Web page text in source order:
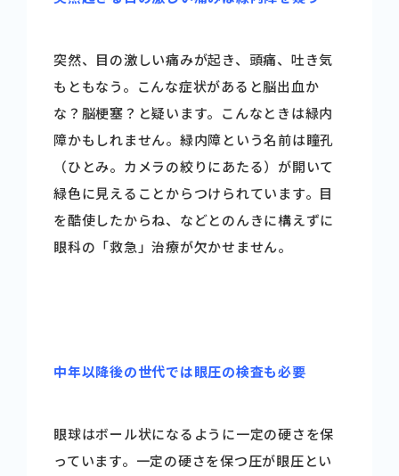
突然、目の激しい痛みが起き、頭痛、吐き気
もともなう。こんな症状があると脳出血か
な？脳梗塞？と疑います。こんなときは緑内
障かもしれません。緑内障という名前は瞳孔
（ひとみ。カメラの絞りにあたる）が開いて
緑色に見えることからつけられています。目
を酷使したからね、などとのんきに構えずに
眼科の「救急」治療が欠かせません。
中年以降後の世代では眼圧の検査も必要
眼球はボール状になるように一定の硬さを保
っています。一定の硬さを保つ圧が眼圧とい